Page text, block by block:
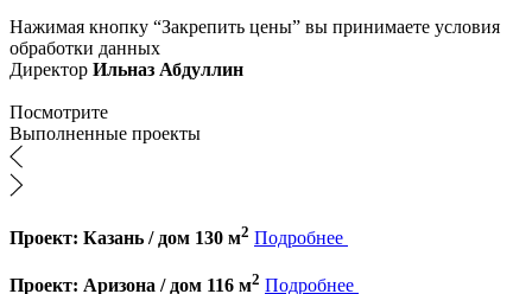
Нажимая кнопку “Закрепить цены” вы принимаете условия
обработки данных
Директор Ильназ Абдуллин
Посмотрите
Выполненные проекты
Проект: Казань / дом 130 м2 Подробнее
Проект: Аризона / дом 116 м2 Подробнее